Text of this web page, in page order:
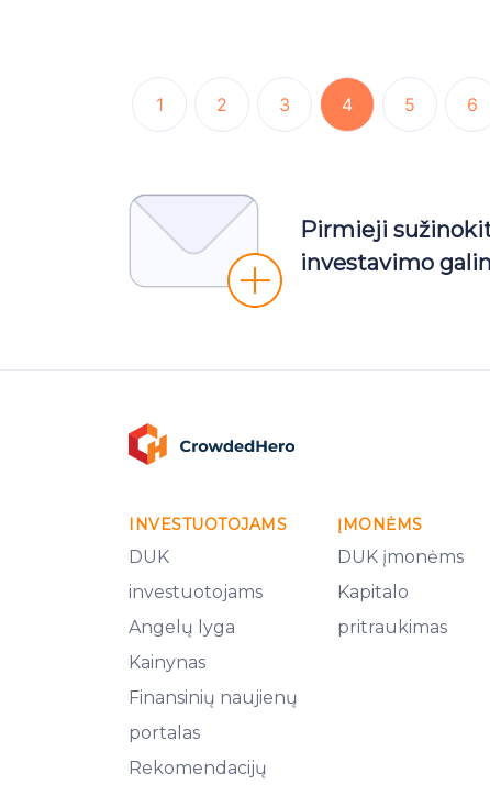
1 2 3 4 5 6
Pirmieji
investavimo
INVESTUOTOJAMS
DUK
investuotojams
Angelų lyga
Kainynas
Finansinių naujienų
portalas
Rekomendacijų
ĮMONĖMS
DUK įmonėms
Kapitalo
pritraukimas